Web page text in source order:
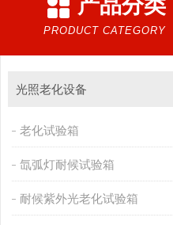
产品分类
PRODUCT CATEGORY
光照老化设备
老化试验箱
氙弧灯耐候试验箱
耐候紫外光老化试验箱